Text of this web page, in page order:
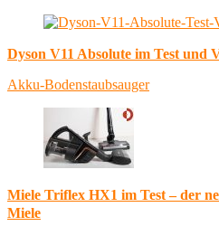
Dyson V11 Absolute im Test und
Akku-Bodenstaubsauger
Miele Triflex HX1 im Test – der
Miele